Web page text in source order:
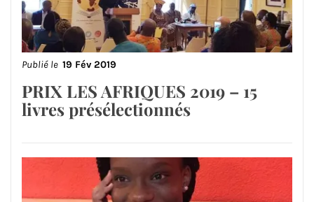
Publié le 19 Fév 2019
PRIX LES AFRIQUES 2019 – 15
livres présélectionnés